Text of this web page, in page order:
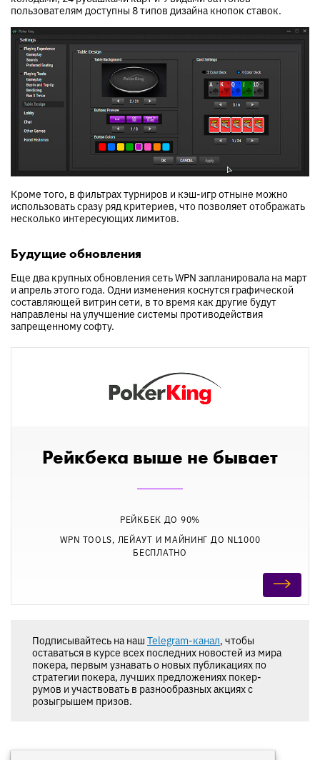
пользователям доступны 8 типов дизайна кнопок ставок.
Кроме того, в фильтрах турниров и кэш-игр отныне можно
использовать сразу ряд критериев, что позволяет отображать
несколько интересующих лимитов.
Будущие обновления
Еще два крупных обновления сеть WPN запланировала на март
и апрель этого года. Одни изменения коснутся графической
составляющей витрин сети, в то время как другие будут
направлены на улучшение системы противодействия
запрещенному софту.
Рейкбека выше не бывает
РЕЙКБЕК ДО 90%
WPN TOOLS, ЛЕЙАУТ И МАЙНИНГ ДО NL1000
БЕСПЛАТНО
Подписывайтесь на наш Telegram-канал, чтобы
оставаться в курсе всех последних новостей из мира
покера, первым узнавать о новых публикациях по
стратегии покера, лучших предложениях покер-
румов и участвовать в разнообразных акциях с
розыгрышем призов.